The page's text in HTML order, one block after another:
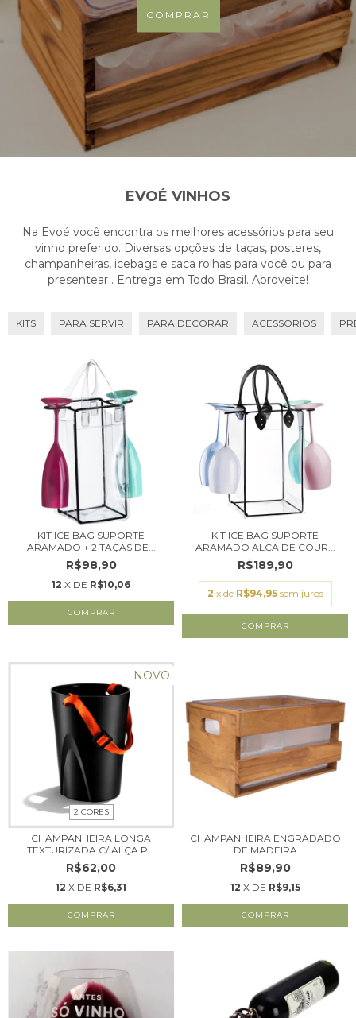
COMPRAR
EVOÉ VINHOS
Na Evoé você encontra os melhores acessórios para seu
vinho preferido. Diversas opções de taças, posteres,
champanheiras, icebags e saca rolhas para você ou para
presentear . Entrega em Todo Brasil. Aproveite!
KITS PARA SERVIR PARA DECORAR ACESSÓRIOS
KIT ICE BAG SUPORTE
ARAMADO + 2 TAÇAS DE...
R$98,90
12 X DE R$10,06
KIT ICE BAG SUPORTE
ARAMADO ALÇA DE COUR...
R$189,90
2 x de R$94,95 sem juros
NOVO
2 CORES
CHAMPANHEIRA LONGA
TEXTURIZADA C/ ALÇA P...
R$62,00
12 X DE R$6,31
COMPRAR
CHAMPANHEIRA ENGRADADO
DE MADEIRA
R$89,90
12 X DE R$9,15